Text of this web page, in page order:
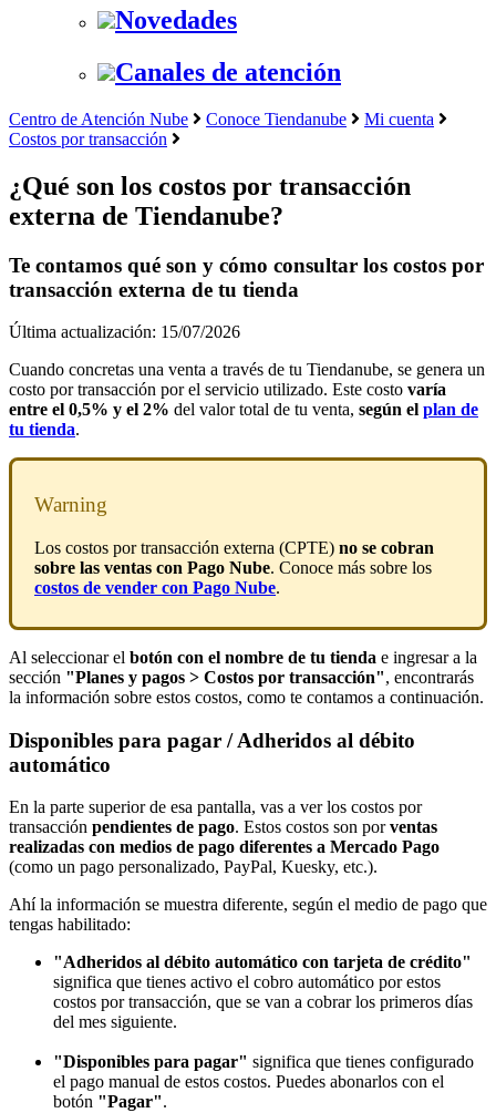
Novedades
Canales de atención
Centro de Atención Nube Conoce Tiendanube
Mi cuenta
Costos por transacción
¿Qué son los costos por transacción
externa de Tiendanube?
Te contamos qué son y cómo consultar los costos por
transacción externa de tu tienda
Última actualización: 15/07/2026
Cuando concretas una venta a través de tu Tiendanube, se genera un
costo por transacción por el servicio utilizado. Este costo varía
entre el 0,5% y el 2% del valor total de tu venta, según el plan de
tu tienda.
Warning
Los costos por transacción externa (CPTE) no se cobran
sobre las ventas con Pago Nube. Conoce más sobre los
costos de vender con Pago Nube.
Al seleccionar el botón con el nombre de tu tienda e ingresar a la
sección "Planes y pagos > Costos por transacción", encontrarás
la información sobre estos costos, como te contamos a continuación.
Disponibles para pagar / Adheridos al débito
automático
En la parte superior de esa pantalla, vas a ver los costos por
transacción pendientes de pago. Estos costos son porventas
realizadas con medios de pago diferentes a Mercado Pago
(como un pago personalizado, PayPal, Kuesky, etc.).
Ahí la información se muestra diferente, según el medio de pago que
tengas habilitado:
"Adheridos al débito automático con tarjeta de crédito"
significa que tienes activo el cobro automático por estos
costos por transacción, que se van a cobrar los primeros días
del mes siguiente.
"Disponibles para pagar" significa que tienes configurado
el pago manual de estos costos. Puedes abonarlos con el
botón "Pagar".